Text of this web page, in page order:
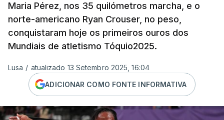
Maria Pérez, nos 35 quilómetros marcha, e o
norte-americano Ryan Crouser, no peso,
conquistaram hoje os primeiros ouros dos
Mundiais de atletismo Tóquio2025.
Lusa / atualizado 13 Setembro 2025, 16:04
ADICIONAR COMO FONTE INFORMATIVA